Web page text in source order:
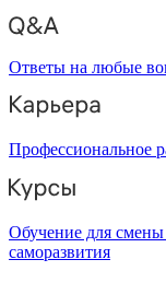
Ответы на любые
Профессиональное
Обучение для смены
саморазвития